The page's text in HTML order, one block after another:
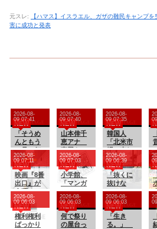
元スレ:
【ハマス】イスラエル、ガザの難民キャンプ
害に成功と発表
「そうめ
んともう
一品」何
にする？
NEW
2026-08-
09 07:41
山本倖千
恵アナ
直履きレ
ギンスで
激しく乳
揺れトレ
ーニン
グ！！
【GIF動画
あり】
NEW
2026-08-
09 07:40
韓国人
「北米市
場で売れ
まくりト
ヨタに続
き日本の
ホンダや
スズキも
今年第2四
半期に大
幅な黒字
を記
NEW
2026-08-
09 07:35
映画『8番
出口』が
金曜ロー
ドショー
にて放送
NEW
2026-08-
09 07:11
小学館、
「マンガ
ワン」と
は別の大
問題が判
明してし
まう…
NEW
2026-08-
09 07:03
「抜くに
抜けな
い……」
自転車の
青切符導
入で”車道
ハミ出
NEW
2026-08-
09 06:39
権利権利
ばっかり
NEW
2026-08-
09 06:03
何で祭り
の屋台っ
NEW
2026-08-
09 06:03
「生き
る。」
NEW
2026-08-
09 06:03